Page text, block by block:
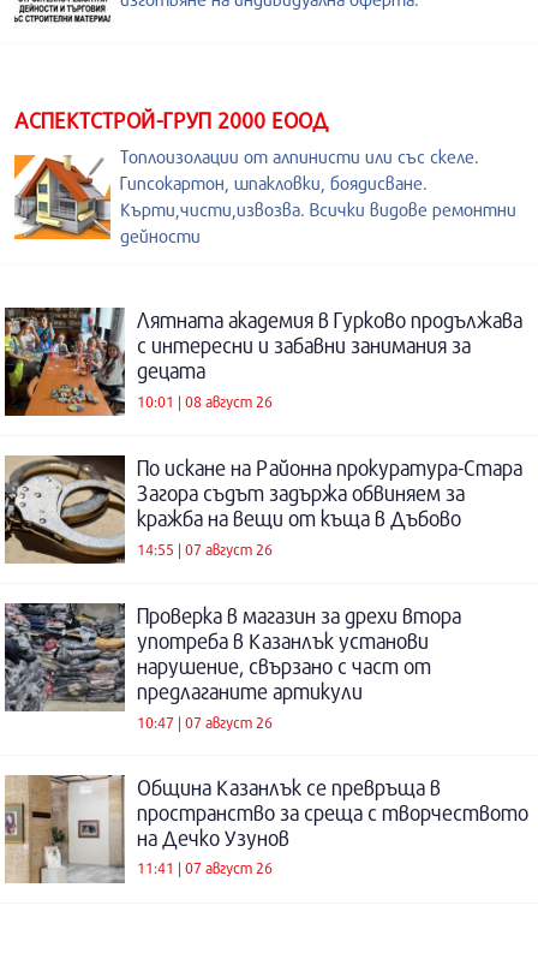
АСПЕКТСТРОЙ-ГРУП 2000 ЕООД
Топлоизолации от алпинисти или със скеле.
Гипсокартон, шпакловки, боядисване.
Кърти,чисти,извозва. Всички видове ремонтни
дейности
Лятната академия в Гурково продължава
с интересни и забавни занимания за
децата
10:01 | 08 август 26
По искане на Районна прокуратура-Стара
Загора съдът задържа обвиняем за
кражба на вещи от къща в Дъбово
14:55 | 07 август 26
Проверка в магазин за дрехи втора
употреба в Казанлък установи
нарушение, свързано с част от
предлаганите артикули
10:47 | 07 август 26
Община Казанлък се превръща в
пространство за среща с творчеството
на Дечко Узунов
11:41 | 07 август 26